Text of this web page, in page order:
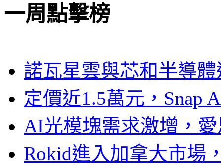
一周點擊榜
諾瓦星雲與芯和半導
定價近1.5萬元，Snap
AI光模塊需求激增，
Rokid進入加拿大市場